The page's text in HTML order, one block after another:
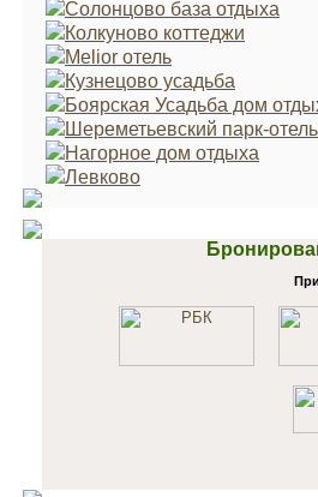
Солонцово база отдыха
Колкуново коттеджи
Melior отель
Кузнецово усадьба
Боярская Усадьба дом
Шереметьевский парк-отель
Нагорное дом отдыха
Левково